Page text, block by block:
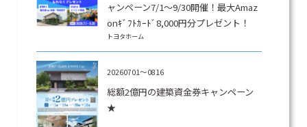
ャンペーン7/1～9/30開催！最大Amaz
onｷﾞﾌﾄｶｰﾄﾞ8,000円分プレゼント！
トヨタホーム
20260701～0816
総額2億円の建築資金券キャンペーン
★